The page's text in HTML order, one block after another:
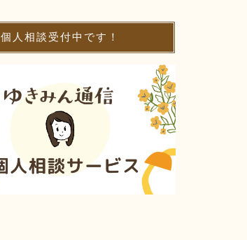
個人相談受付中です！